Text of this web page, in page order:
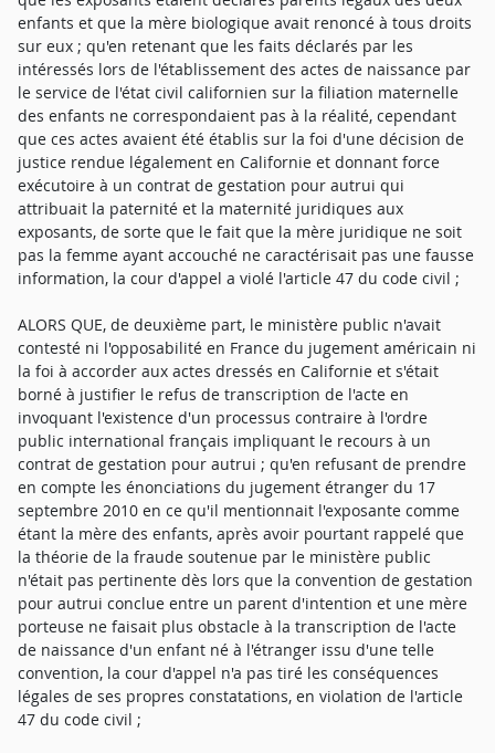
enfants et que la mère biologique avait renoncé à tous droits
sur eux ; qu'en retenant que les faits déclarés par les
intéressés lors de l'établissement des actes de naissance par
le service de l'état civil californien sur la filiation maternelle
des enfants ne correspondaient pas à la réalité, cependant
que ces actes avaient été établis sur la foi d'une décision de
justice rendue légalement en Californie et donnant force
exécutoire à un contrat de gestation pour autrui qui
attribuait la paternité et la maternité juridiques aux
exposants, de sorte que le fait que la mère juridique ne soit
pas la femme ayant accouché ne caractérisait pas une fausse
information, la cour d'appel a violé l'article 47 du code civil ;
ALORS QUE, de deuxième part, le ministère public n'avait
contesté ni l'opposabilité en France du jugement américain ni
la foi à accorder aux actes dressés en Californie et s'était
borné à justifier le refus de transcription de l'acte en
invoquant l'existence d'un processus contraire à l'ordre
public international français impliquant le recours à un
contrat de gestation pour autrui ; qu'en refusant de prendre
en compte les énonciations du jugement étranger du 17
septembre 2010 en ce qu'il mentionnait l'exposante comme
étant la mère des enfants, après avoir pourtant rappelé que
la théorie de la fraude soutenue par le ministère public
n'était pas pertinente dès lors que la convention de gestation
pour autrui conclue entre un parent d'intention et une mère
porteuse ne faisait plus obstacle à la transcription de l'acte
de naissance d'un enfant né à l'étranger issu d'une telle
convention, la cour d'appel n'a pas tiré les conséquences
légales de ses propres constatations, en violation de l'article
47 du code civil ;